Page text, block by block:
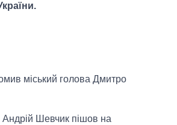
міський голова Дмитро
Андрій Шевчик пішов на